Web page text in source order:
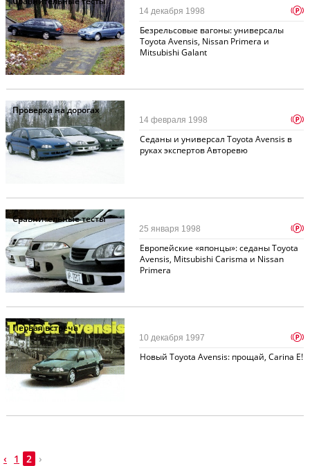
Безрельсовые вагоны: универсалы
Toyota Avensis, Nissan Primera и
Mitsubishi Galant
14 декабря 1998 p
Проверка на дорогах
Седаны и универсал Toyota Avensis в
руках экспертов Авторевю
14 февраля 1998 p
Сравнительные тесты
Европейские «японцы»: седаны Toyota
Avensis, Mitsubishi Carisma и Nissan
Primera
25 января 1998 p
Первая встреча
Новый Toyota Avensis: прощай, Carina E!
10 декабря 1997 p
‹ 1 2 ›